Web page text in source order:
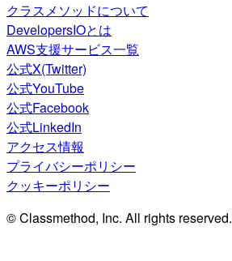
クラスメソッドについて
DevelopersIOとは
AWS支援サービス一覧
公式X(Twitter)
公式YouTube
公式Facebook
公式LinkedIn
アクセス情報
プライバシーポリシー
クッキーポリシー
© Classmethod, Inc. All rights reserved.